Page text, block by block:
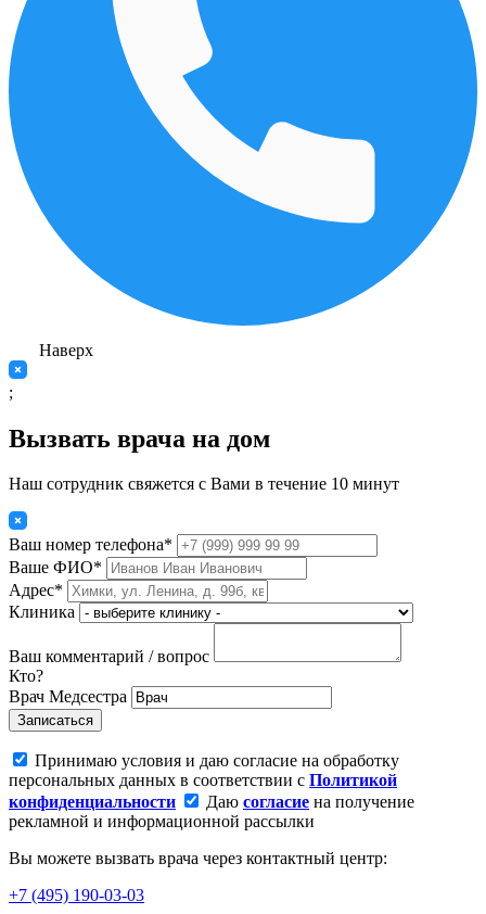
Наверх
;
Вызвать врача на дом
Наш сотрудник свяжется с Вами в течение 10 минут
Ваш номер телефона*
Ваше ФИО*
Адрес*
Клиника
Ваш комментарий / вопрос
Кто?
Врач Медсестра
Записаться
Принимаю условия и даю согласие на обработку
персональных данных в соответствии с Политикой
конфиденциальности
Даю согласие на получение
рекламной и информационной рассылки
Вы можете вызвать врача через контактный центр:
+7 (495) 190-03-03